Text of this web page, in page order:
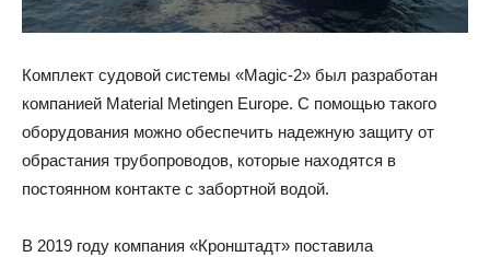
Комплект судовой системы «Magic-2» был разработан
компанией Material Metingen Europe. С помощью такого
оборудования можно обеспечить надежную защиту от
обрастания трубопроводов, которые находятся в
постоянном контакте с забортной водой.
В 2019 году компания «Кронштадт» поставила